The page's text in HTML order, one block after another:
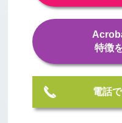
特徴
電話